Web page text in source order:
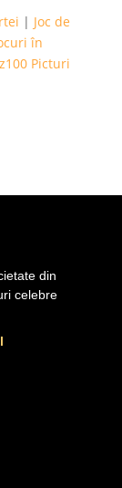
| Joc de
în
Picturi
din
celebre